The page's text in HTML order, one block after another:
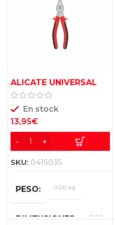
ALICATE UNIVERSAL
175MM KRT602102
En stock
13,95€
SKU: 0415035
PESO 0,00 kg
DIMENSIONES
0,00